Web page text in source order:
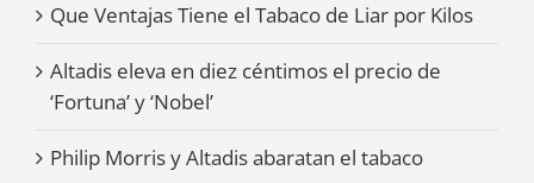
Que Ventajas Tiene el Tabaco de Liar por Kilos
Altadis eleva en diez céntimos el precio de
‘Fortuna’ y ‘Nobel’
Philip Morris y Altadis abaratan el tabaco